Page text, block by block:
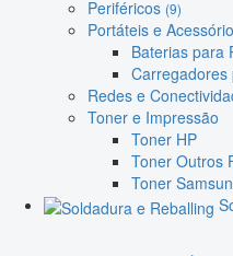
Periféricos (9)
Portáteis e
Baterias para
Carregadores
Redes e
Toner e Impressão
Toner HP
Toner Outros
Toner